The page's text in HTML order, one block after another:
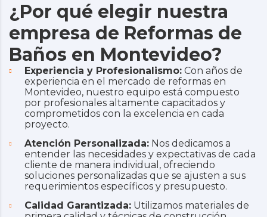
¿Por qué elegir nuestra
empresa de Reformas de
Baños en Montevideo?
Experiencia y Profesionalismo: Con años de
experiencia en el mercado de reformas en
Montevideo, nuestro equipo está compuesto
por profesionales altamente capacitados y
comprometidos con la excelencia en cada
proyecto.
Atención Personalizada: Nos dedicamos a
entender las necesidades y expectativas de cada
cliente de manera individual, ofreciendo
soluciones personalizadas que se ajusten a sus
requerimientos específicos y presupuesto.
Calidad Garantizada: Utilizamos materiales de